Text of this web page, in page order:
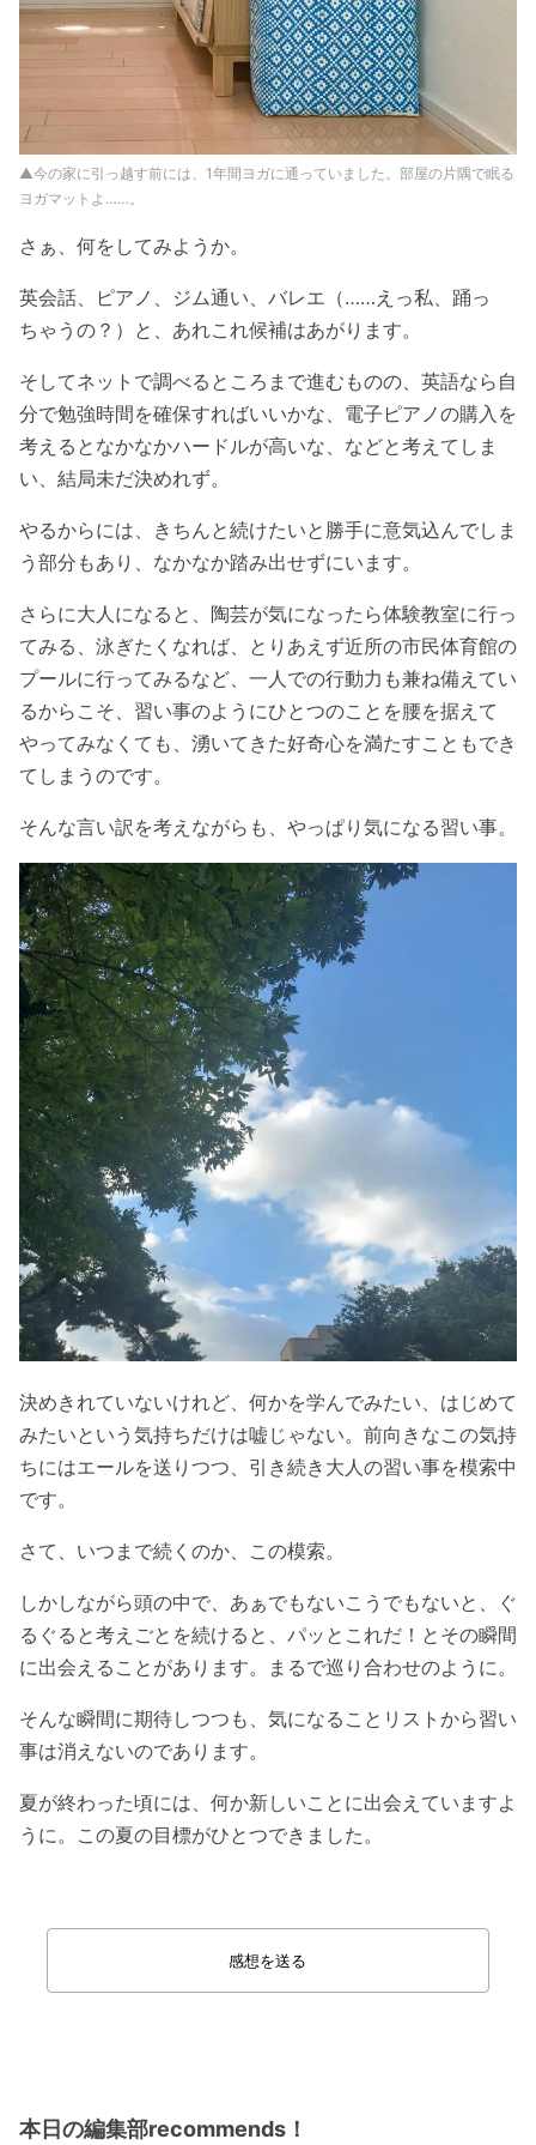
▲今の家に引っ越す前には、1年間ヨガに通っていました。部屋の片隅で眠る
ヨガマットよ……。
さぁ、何をしてみようか。
英会話、ピアノ、ジム通い、バレエ（……えっ私、踊っ
ちゃうの？）と、あれこれ候補はあがります。
そしてネットで調べるところまで進むものの、英語なら自
分で勉強時間を確保すればいいかな、電子ピアノの購入を
考えるとなかなかハードルが高いな、などと考えてしま
い、結局未だ決めれず。
やるからには、きちんと続けたいと勝手に意気込んでしま
う部分もあり、なかなか踏み出せずにいます。
さらに大人になると、陶芸が気になったら体験教室に行っ
てみる、泳ぎたくなれば、とりあえず近所の市民体育館の
プールに行ってみるなど、一人での行動力も兼ね備えてい
るからこそ、習い事のようにひとつのことを腰を据えて
やってみなくても、湧いてきた好奇心を満たすこともでき
てしまうのです。
そんな言い訳を考えながらも、やっぱり気になる習い事。
決めきれていないけれど、何かを学んでみたい、はじめて
みたいという気持ちだけは嘘じゃない。前向きなこの気持
ちにはエールを送りつつ、引き続き大人の習い事を模索中
です。
さて、いつまで続くのか、この模索。
しかしながら頭の中で、あぁでもないこうでもないと、ぐ
るぐると考えごとを続けると、パッとこれだ！とその瞬間
に出会えることがあります。まるで巡り合わせのように。
そんな瞬間に期待しつつも、気になることリストから習い
事は消えないのであります。
夏が終わった頃には、何か新しいことに出会えていますよ
うに。この夏の目標がひとつできました。
感想を送る
本日の編集部recommends！